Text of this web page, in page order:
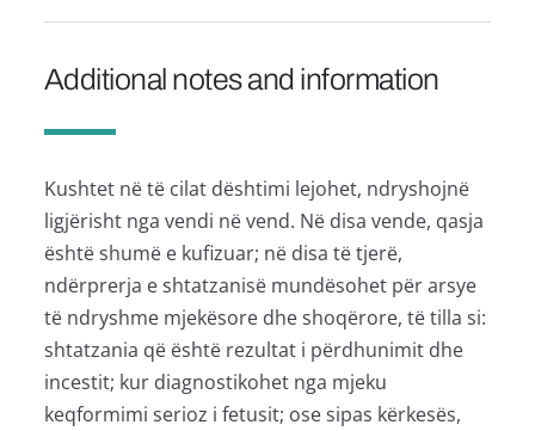
Additional notes and information
Kushtet në të cilat dështimi lejohet, ndryshojnë
ligjërisht nga vendi në vend. Në disa vende, qasja
është shumë e kufizuar; në disa të tjerë,
ndërprerja e shtatzanisë mundësohet për arsye
të ndryshme mjekësore dhe shoqërore, të tilla si:
shtatzania që është rezultat i përdhunimit dhe
incestit; kur diagnostikohet nga mjeku
keqformimi serioz i fetusit; ose sipas kërkesës,